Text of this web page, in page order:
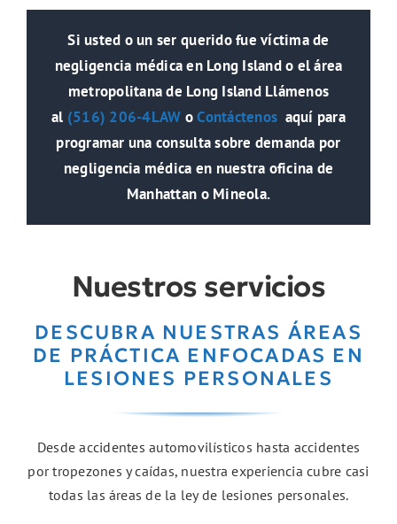
Si usted o un ser querido fue víctima de
negligencia médica en Long Island o el área
metropolitana de Long Island Llámenos
al (516) 206-4LAW oContáctenos aquí para
programar una consulta sobre demanda por
negligencia médica en nuestra oficina de
Manhattan o Mineola.
Nuestros servicios
DESCUBRA NUESTRAS ÁREAS
DE PRÁCTICA ENFOCADAS EN
LESIONES PERSONALES
Desde accidentes automovilísticos hasta accidentes
por tropezones y caídas, nuestra experiencia cubre casi
todas las áreas de la ley de lesiones personales.